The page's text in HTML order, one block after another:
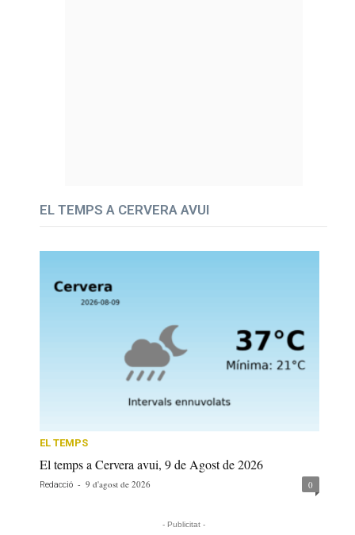
EL TEMPS A CERVERA AVUI
EL TEMPS
El temps a Cervera avui, 9 de Agost de 2026
Redacció - 9 d'agost de 2026 0
- Publicitat -